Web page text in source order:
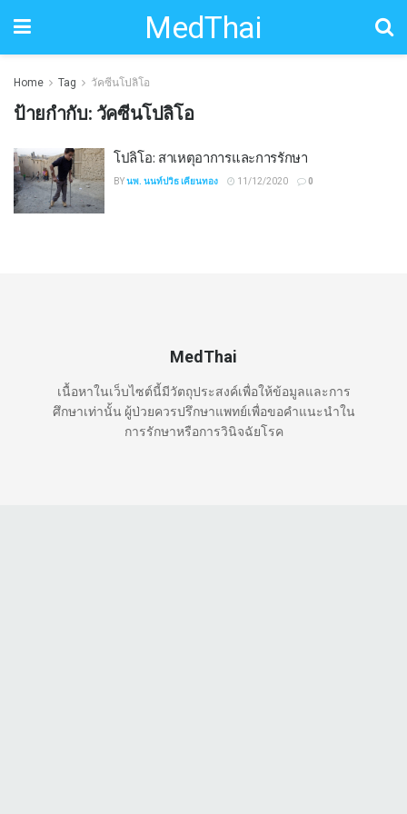
MedThai
Home Tag วัคซีนโปลิโอ
ป้ายกำกับ: วัคซีนโปลิโอ
โปลิโอ: สาเหตุอาการและการรักษา
BYนพ. นนท์ปวิธ เคียนทอง 11/12/2020 0
MedThai
เนื้อหาในเว็บไซต์นี้มีวัตถุประสงค์เพื่อให้ข้อมูลและการ
ศึกษาเท่านั้น ผู้ป่วยควรปรึกษาแพทย์เพื่อขอคำแนะนำใน
การรักษาหรือการวินิจฉัยโรค